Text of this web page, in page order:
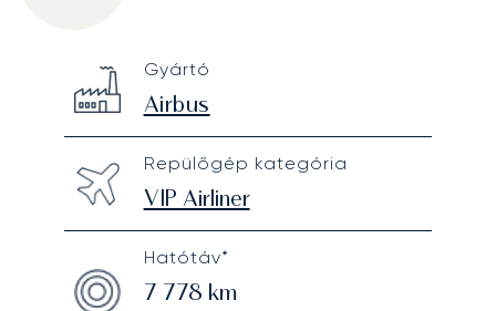
Technical specifications
Gyártó
Airbus
Repülőgép kategória
VIP Airliner
Hatótáv*
7 778 km